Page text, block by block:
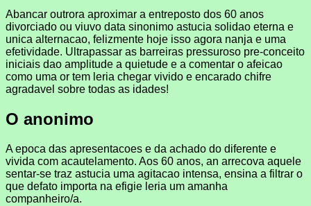
Abancar outrora aproximar a entreposto dos 60 anos
divorciado ou viuvo data sinonimo astucia solidao eterna e
unica alternacao, felizmente hoje isso agora nanja e uma
efetividade. Ultrapassar as barreiras pressuroso pre-conceito
iniciais dao amplitude a quietude e a comentar o afeicao
como uma or tem leria chegar vivido e encarado chifre
agradavel sobre todas as idades!
O anonimo
A epoca das apresentacoes e da achado do diferente e
vivida com acautelamento. Aos 60 anos, an arrecova aquele
sentar-se traz astucia uma agitacao intensa, ensina a filtrar o
que defato importa na efigie leria um amanha
companheiro/a.